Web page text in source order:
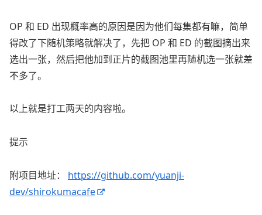
OP 和 ED 出现概率高的原因是因为他们每集都有嘛，简单
得改了下随机策略就解决了，先把 OP 和 ED 的截图摘出来
选出一张，然后把他加到正片的截图池里再随机选一张就差
不多了。
以上就是打工两天的内容啦。
提示
附项目地址： https://github.com/yuanji-
dev/shirokumacafe